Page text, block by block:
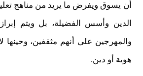
أن يسوق ويفرض ما يريد من مناهج
الدين وأسس الفضيلة، بل ويتم
والمهرجين على أنهم مثقفين، وحينها
هوية أو دين.